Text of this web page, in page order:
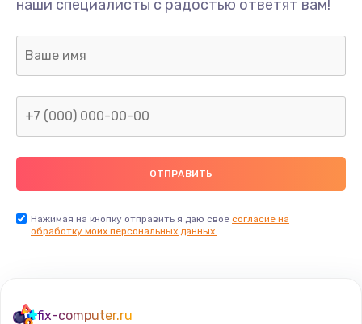
Заказать
Замена вибро элемента
Заказать
наши специалисты с радостью ответят вам!
Нажимая на кнопку отправить я даю свое согласие на
обработку моих персональных данных.
fix-computer.ru